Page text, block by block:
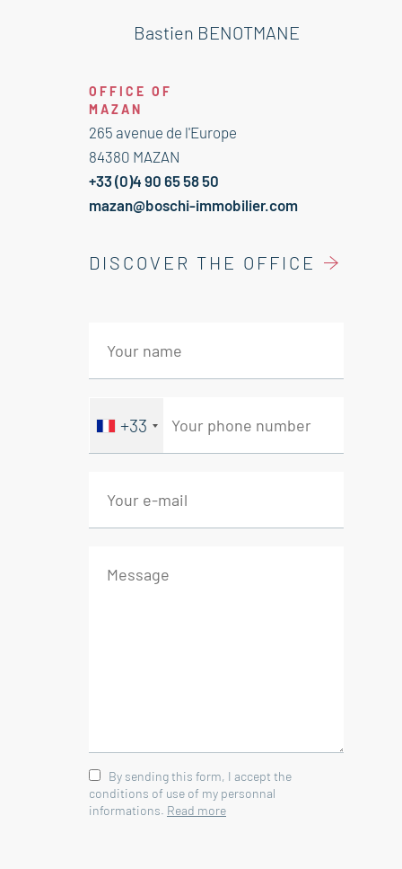
Bastien BENOTMANE
OFFICE OF
MAZAN
265 avenue de l'Europe
84380 MAZAN
+33 (0)4 90 65 58 50
mazan@boschi-immobilier.com
DISCOVER THE OFFICE
+33
By sending this form, I accept the
conditions of use of my personnal
informations. Read more